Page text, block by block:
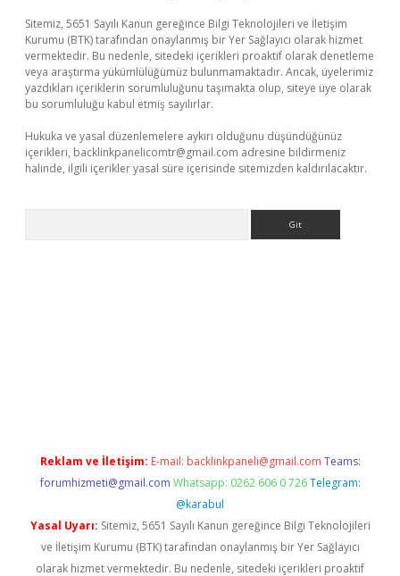
Sitemiz, 5651 Sayılı Kanun gereğince Bilgi Teknolojileri ve İletişim
Kurumu (BTK) tarafından onaylanmış bir Yer Sağlayıcı olarak hizmet
vermektedir. Bu nedenle, sitedeki içerikleri proaktif olarak denetleme
veya araştırma yükümlülüğümüz bulunmamaktadır. Ancak, üyelerimiz
yazdıkları içeriklerin sorumluluğunu taşımakta olup, siteye üye olarak
bu sorumluluğu kabul etmiş sayılırlar.
Hukuka ve yasal düzenlemelere aykırı olduğunu düşündüğünüz
içerikleri, backlinkpanelicomtr@gmail.com adresine bildirmeniz
halinde, ilgili içerikler yasal süre içerisinde sitemizden kaldırılacaktır.
Reklam ve İletişim: E-mail: backlinkpaneli@gmail.com Teams:
forumhizmeti@gmail.com Whatsapp: 0262 606 0 726 Telegram:
@karabul
Yasal Uyarı: Sitemiz, 5651 Sayılı Kanun gereğince Bilgi Teknolojileri
ve İletişim Kurumu (BTK) tarafından onaylanmış bir Yer Sağlayıcı
olarak hizmet vermektedir. Bu nedenle, sitedeki içerikleri proaktif